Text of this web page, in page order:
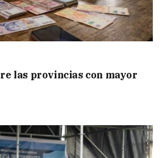
las provincias con mayor